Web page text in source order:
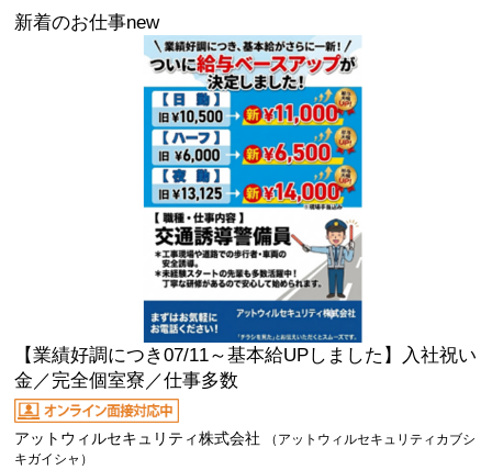
新着のお仕事new
【業績好調につき07/11～基本給UPしました】入社祝い
金／完全個室寮／仕事多数
アットウィルセキュリティ株式会社
（アットウィルセキュリティカブシ
キガイシャ）